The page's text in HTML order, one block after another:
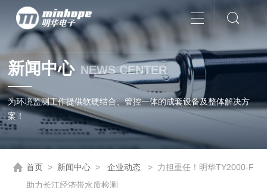
新闻中心 NEWS CENTER
为环境监测工作提供软硬结合、管控一体的成套设备及整体解决方
案！
首页 > 新闻中心 > 企业动态 > 力担重任！明华TY2000-F
助力长江经济带水质检测